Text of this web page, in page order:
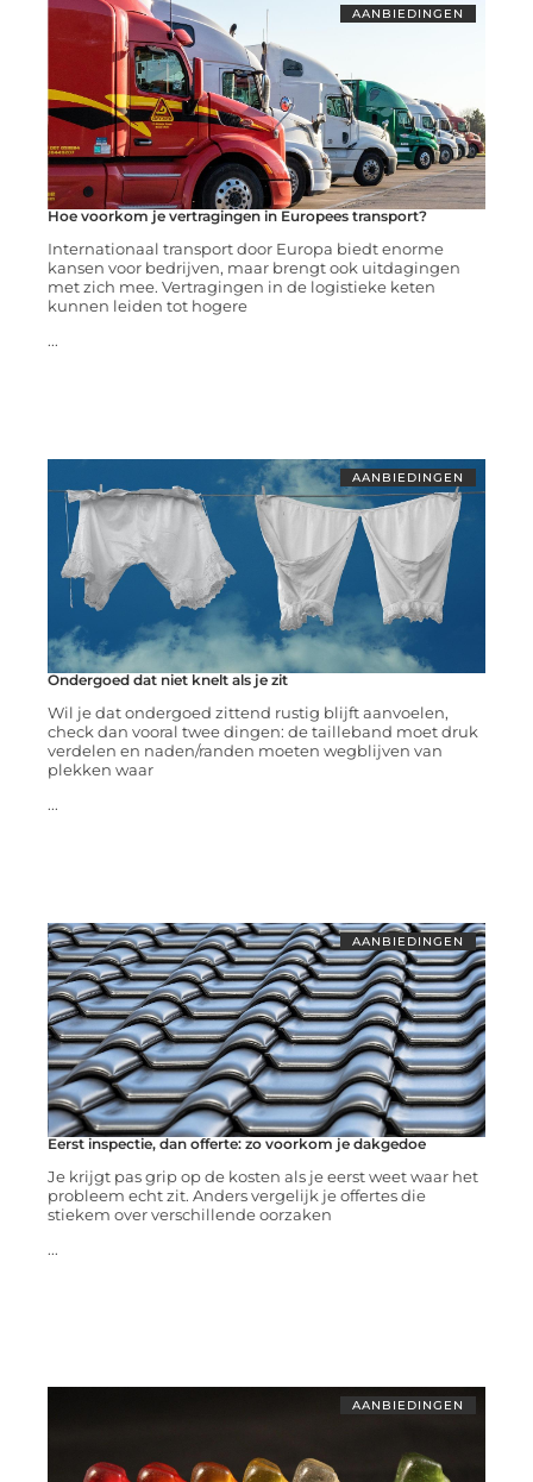
AANBIEDINGEN
Hoe voorkom je vertragingen in Europees transport?
Internationaal transport door Europa biedt enorme
kansen voor bedrijven, maar brengt ook uitdagingen
met zich mee. Vertragingen in de logistieke keten
kunnen leiden tot hogere
...
AANBIEDINGEN
Ondergoed dat niet knelt als je zit
Wil je dat ondergoed zittend rustig blijft aanvoelen,
check dan vooral twee dingen: de tailleband moet druk
verdelen en naden/randen moeten wegblijven van
plekken waar
...
AANBIEDINGEN
Eerst inspectie, dan offerte: zo voorkom je dakgedoe
Je krijgt pas grip op de kosten als je eerst weet waar het
probleem echt zit. Anders vergelijk je offertes die
stiekem over verschillende oorzaken
...
AANBIEDINGEN